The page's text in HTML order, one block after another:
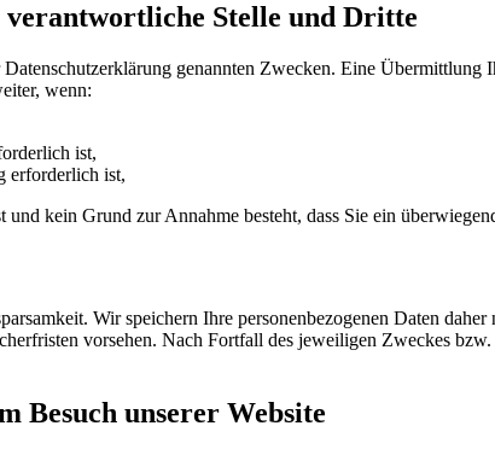
Stelle und Dritte
genannten Zwecken. Eine
wenn:
ist,
erforderlich ist,
kein Grund zur Annahme besteht, dass Sie ein
Wir speichern Ihre personenbezogenen Daten
vorsehen. Nach Fortfall des jeweiligen Zweckes
Besuch unserer Website